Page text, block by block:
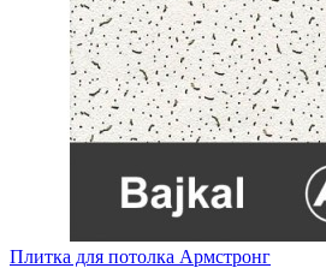
Плитка для потолка Армстронг